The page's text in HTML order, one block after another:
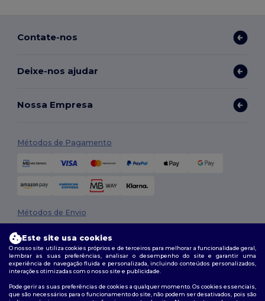
Contate-nos
Deixe-nos ajudar
Nossa Empresa
Métodos de Pagamento
Métodos de Envio
Este site usa cookies
O nosso site utiliza cookies próprios e de terceiros para melhorar a funcionalidade geral,
lembrar as suas preferências, analisar o desempenho do site e garantir uma
experiência de navegação fluida e personalizada, incluindo conteúdos personalizados,
interações otimizadas com o nosso site e publicidade.
Pode gerir as suas preferências de cookies a qualquer momento. Os cookies essenciais,
que são necessários para o funcionamento do site, não podem ser desativados, pois são